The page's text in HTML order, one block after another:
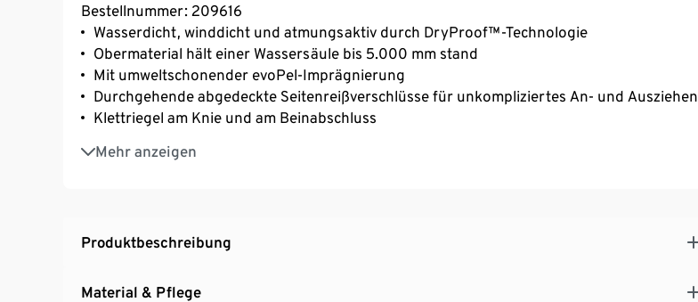
Bestellnummer: 209616
Wasserdicht, winddicht und atmungsaktiv durch DryProof™-Technologie
Obermaterial hält einer Wassersäule bis 5.000 mm stand
Mit umweltschonender evoPel-Imprägnierung
Durchgehende abgedeckte Seitenreißverschlüsse für unkompliziertes An- und Ausziehen
Klettriegel am Knie und am Beinabschluss
Mehr anzeigen
2 seitliche Reißverschlusstaschen
Verstärkung aus robustem Material im Gesäßbereich
Unisex
Produktbeschreibung
Material & Pflege